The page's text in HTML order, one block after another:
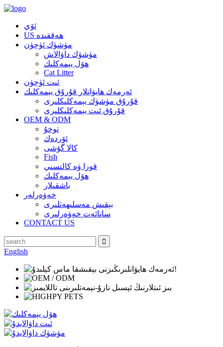
ئۆي
US ھەققىدە
مۈشۈك ئۈچۈن
مۈشۈك داۋالاش
ھۆل يېمەكلىك
Cat Litter
ئىت ئۈچۈن
ئەرمەك ھايۋانلار قۇرۇق يېمەكلىك
قۇرۇق مۈشۈك يېمەكلىكلىرى
قۇرۇق ئىت يېمەكلىكلىرى
OEM & ODM
توخۇ
ئۆردەك
كالا گۆشى
Fish
قوزا ۋە كالتسىي
ھۆل يېمەكلىك
باشقىلار
خەۋەرلەر
بېقىش مەسلىھەتلىرى
سانائەت خەۋەرلىرى
CONTACT US
English